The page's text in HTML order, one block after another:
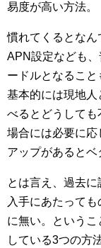
易度が高い方法。
慣れてくるとな
APN設定なども
ードルとなるこ
基本的には現地
べるとどうして
場合には必要に応
アップがあるとベ
とは言え、過去
入手にあたって
に無い。という
している3つの方